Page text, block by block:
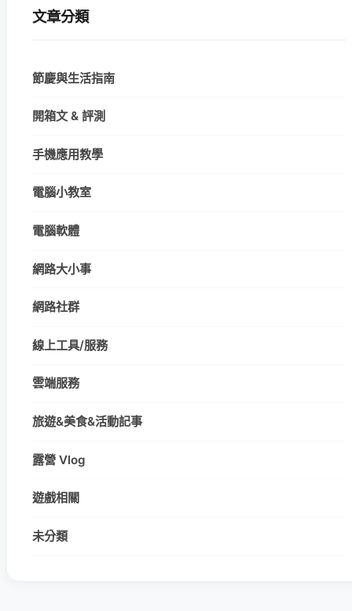
文章分類
節慶與生活指南
開箱文 & 評測
手機應用教學
電腦小教室
電腦軟體
網路大小事
網路社群
線上工具/服務
雲端服務
旅遊&美食&活動記事
露營 Vlog
遊戲相關
未分類